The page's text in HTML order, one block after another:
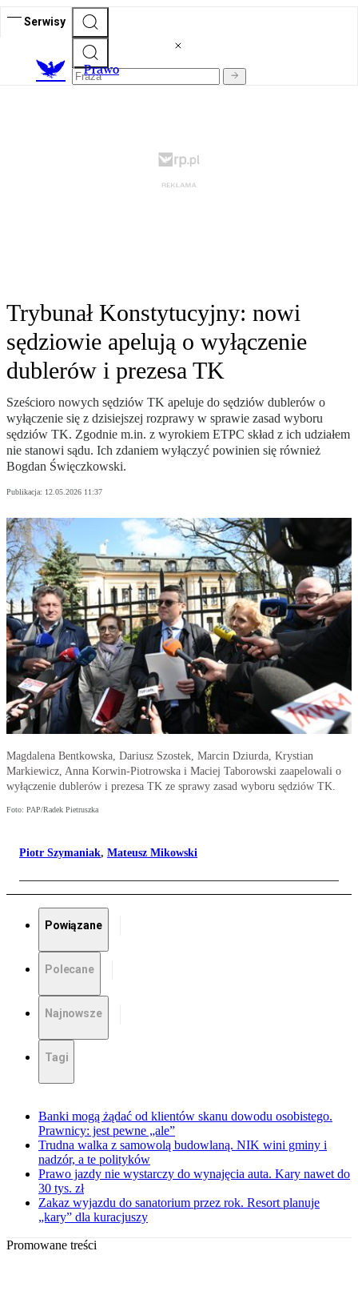
Serwisy
Prawo
Trybunał Konstytucyjny: nowi
sędziowie apelują o wyłączenie
dublerów i prezesa TK
Sześcioro nowych sędziów TK apeluje do sędziów dublerów o
wyłączenie się z dzisiejszej rozprawy w sprawie zasad wyboru
sędziów TK. Zgodnie m.in. z wyrokiem ETPC skład z ich udziałem
nie stanowi sądu. Ich zdaniem wyłączyć powinien się również
Bogdan Święczkowski.
Publikacja: 12.05.2026 11:37
Magdalena Bentkowska, Dariusz Szostek, Marcin Dziurda, Krystian
Markiewicz, Anna Korwin-Piotrowska i Maciej Taborowski zaapelowali o
wyłączenie dublerów i prezesa TK ze sprawy zasad wyboru sędziów TK.
Foto: PAP/Radek Pietruszka
Piotr Szymaniak, Mateusz Mikowski
Powiązane
Polecane
Najnowsze
Tagi
Banki mogą żądać od klientów skanu dowodu osobistego.
Prawnicy: jest pewne „ale”
Trudna walka z samowolą budowlaną. NIK wini gminy i
nadzór, a te polityków
Prawo jazdy nie wystarczy do wynajęcia auta. Kary nawet do
30 tys. zł
Zakaz wyjazdu do sanatorium przez rok. Resort planuje
„kary” dla kuracjuszy
Promowane treści